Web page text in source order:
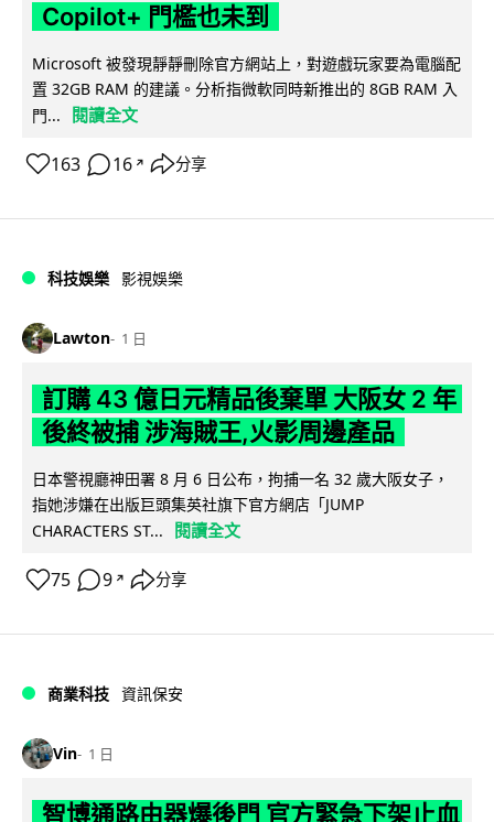
Copilot+ 門檻也未到
Microsoft 被發現靜靜刪除官方網站上，對遊戲玩家要為電腦配
置 32GB RAM 的建議。分析指微軟同時新推出的 8GB RAM 入
門...
閱讀全文
163 16 ↗ 分享
科技娛樂 影視娛樂
Lawton 1 日
訂購 43 億日元精品後棄單 大阪女 2 年
後終被捕 涉海賊王,火影周邊產品
日本警視廳神田署 8 月 6 日公布，拘捕一名 32 歲大阪女子，
指她涉嫌在出版巨頭集英社旗下官方網店「JUMP
CHARACTERS ST...
閱讀全文
75 9 ↗ 分享
商業科技 資訊保安
Vin 1 日
智博通路由器爆後門 官方緊急下架止血